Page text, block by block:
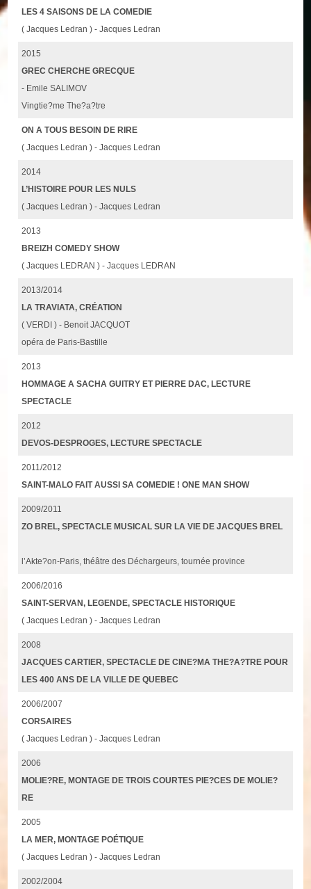
LES 4 SAISONS DE LA COMEDIE
( Jacques Ledran ) - Jacques Ledran
2015
GREC CHERCHE GRECQUE
- Emile SALIMOV
Vingtie?me The?a?tre
ON A TOUS BESOIN DE RIRE
( Jacques Ledran ) - Jacques Ledran
2014
L’HISTOIRE POUR LES NULS
( Jacques Ledran ) - Jacques Ledran
2013
BREIZH COMEDY SHOW
( Jacques LEDRAN ) - Jacques LEDRAN
2013/2014
LA TRAVIATA, CRÉATION
( VERDI ) - Benoit JACQUOT
opéra de Paris-Bastille
2013
HOMMAGE A SACHA GUITRY ET PIERRE DAC, LECTURE
SPECTACLE
2012
DEVOS-DESPROGES, LECTURE SPECTACLE
2011/2012
SAINT-MALO FAIT AUSSI SA COMEDIE ! ONE MAN SHOW
2009/2011
ZO BREL, SPECTACLE MUSICAL SUR LA VIE DE JACQUES BREL
l’Akte?on-Paris, théâtre des Déchargeurs, tournée province
2006/2016
SAINT-SERVAN, LEGENDE, SPECTACLE HISTORIQUE
( Jacques Ledran ) - Jacques Ledran
2008
JACQUES CARTIER, SPECTACLE DE CINE?MA THE?A?TRE POUR
LES 400 ANS DE LA VILLE DE QUEBEC
2006/2007
CORSAIRES
( Jacques Ledran ) - Jacques Ledran
2006
MOLIE?RE, MONTAGE DE TROIS COURTES PIE?CES DE MOLIE?
RE
2005
LA MER, MONTAGE POÉTIQUE
( Jacques Ledran ) - Jacques Ledran
2002/2004